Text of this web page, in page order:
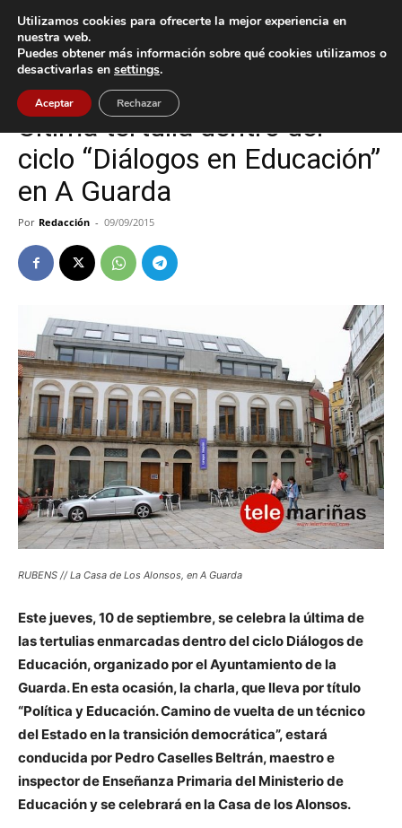
Inicio A Guarda
A Guarda
Última tertulia dentro del
ciclo “Diálogos en Educación”
en A Guarda
Por Redacción - 09/09/2015
RUBENS // La Casa de Los Alonsos, en A Guarda
Este jueves, 10 de septiembre, se celebra la última de
las tertulias enmarcadas dentro del ciclo Diálogos de
Educación, organizado por el Ayuntamiento de la
Guarda. En esta ocasión, la charla, que lleva por título
“Política y Educación. Camino de vuelta de un técnico
del Estado en la transición democrática”, estará
conducida por Pedro Caselles Beltrán, maestro e
inspector de Enseñanza Primaria del Ministerio de
Educación y se celebrará en la Casa de los Alonsos.
Utilizamos cookies para ofrecerte la mejor experiencia en
nuestra web.
Puedes obtener más información sobre qué cookies utilizamos o
desactivarlas en settings.
Aceptar Rechazar